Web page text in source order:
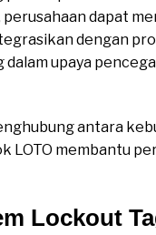
dapat
dengan
upaya
antara
membantu
Lockout